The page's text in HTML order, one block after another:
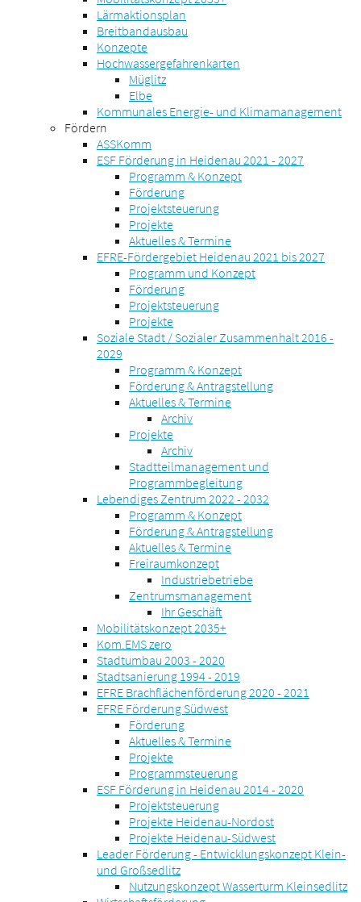
Lärmaktionsplan
Breitbandausbau
Konzepte
Hochwassergefahrenkarten
Müglitz
Elbe
Kommunales Energie- und Klimamanagement
Fördern
ASSKomm
ESF Förderung in Heidenau 2021 - 2027
Programm & Konzept
Förderung
Projektsteuerung
Projekte
Aktuelles & Termine
EFRE-Fördergebiet Heidenau 2021 bis 2027
Programm und Konzept
Förderung
Projektsteuerung
Projekte
Soziale Stadt / Sozialer Zusammenhalt 2016 -
2029
Programm & Konzept
Förderung & Antragstellung
Aktuelles & Termine
Archiv
Projekte
Archiv
Stadtteilmanagement und
Programmbegleitung
Lebendiges Zentrum 2022 - 2032
Programm & Konzept
Förderung & Antragstellung
Aktuelles & Termine
Freiraumkonzept
Industriebetriebe
Zentrumsmanagement
Ihr Geschäft
Mobilitätskonzept 2035+
Kom.EMS zero
Stadtumbau 2003 - 2020
Stadtsanierung 1994 - 2019
EFRE Brachflächenförderung 2020 - 2021
EFRE Förderung Südwest
Förderung
Aktuelles & Termine
Projekte
Programmsteuerung
ESF Förderung in Heidenau 2014 - 2020
Projektsteuerung
Projekte Heidenau-Nordost
Projekte Heidenau-Südwest
Leader Förderung - Entwicklungskonzept Klein-
und Großsedlitz
Nutzungskonzept Wasserturm Kleinsedlitz